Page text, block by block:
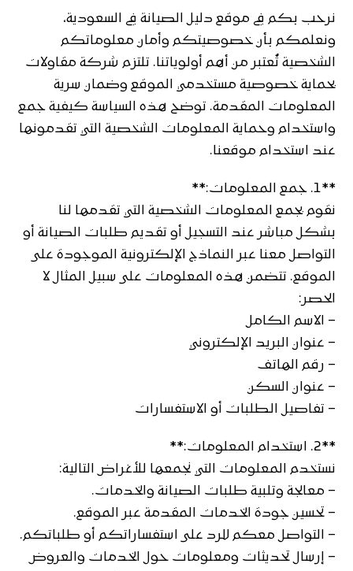
نرحب بكم في موقع دليل الصيانة في السعودية،
ونعلمكم بأن خصوصيتكم وأمان معلوماتكم
الشخصية تُعتبر من أهم أولوياتنا. تلتزم شركة مقاولات
بحماية خصوصية مستخدمي الموقع وضمان سرية
المعلومات المقدمة. توضح هذه السياسة كيفية جمع
واستخدام وحماية المعلومات الشخصية التي تقدمونها
عند استخدام موقعنا.
**1. جمع المعلومات:**
نقوم بجمع المعلومات الشخصية التي تقدمها لنا
بشكل مباشر عند التسجيل أو تقديم طلبات الصيانة أو
التواصل معنا عبر النماذج الإلكترونية الموجودة على
الموقع. تتضمن هذه المعلومات على سبيل المثال لا
الحصر:
– الاسم الكامل
– عنوان البريد الإلكتروني
– رقم الهاتف
– عنوان السكن
– تفاصيل الطلبات أو الاستفسارات
**2. استخدام المعلومات:**
نستخدم المعلومات التي نجمعها للأغراض التالية:
– معالجة وتلبية طلبات الصيانة والخدمات.
– تحسين جودة الخدمات المقدمة عبر الموقع.
– التواصل معكم للرد على استفساراتكم أو طلباتكم.
– إرسال تحديثات ومعلومات حول الخدمات والعروض